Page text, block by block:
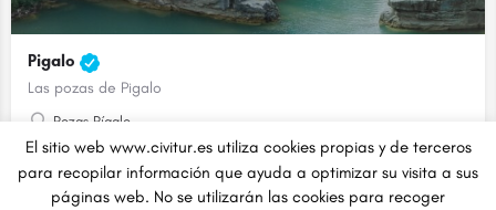
Pigalo
Las pozas de Pigalo
Pozas Pígalo
Lugares
El sitio web www.civitur.es utiliza cookies propias y de terceros
para recopilar información que ayuda a optimizar su visita a sus
páginas web. No se utilizarán las cookies para recoger